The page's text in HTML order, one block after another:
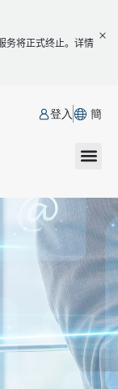
将正式终止。详情
登入 簡